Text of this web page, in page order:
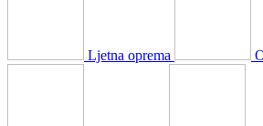
Ljetna oprema